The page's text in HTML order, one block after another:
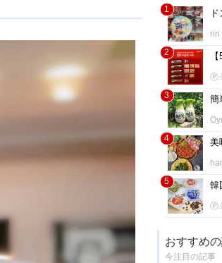
1
riri
2
3
4
5
おすすめ
今注目の記事